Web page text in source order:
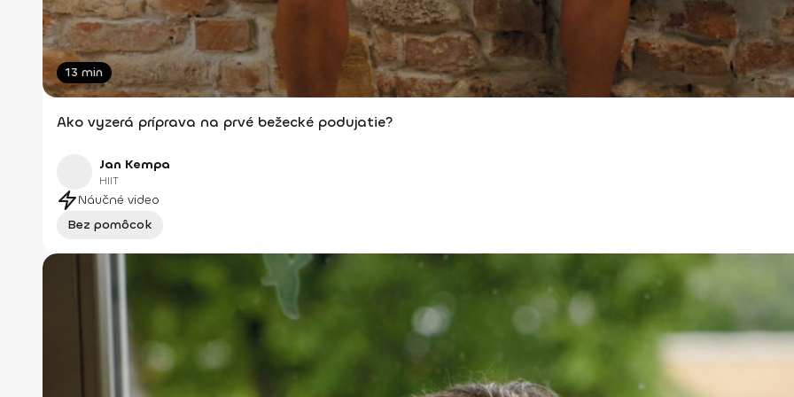
13 min
Ako vyzerá príprava na prvé bežecké podujatie?
Jan Kempa
HIIT
Náučné video
Bez pomôcok